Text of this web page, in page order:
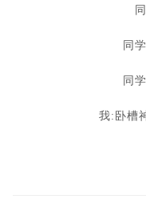
同
同
我:卧槽